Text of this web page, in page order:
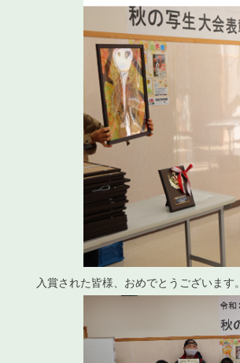
入賞された皆様、おめでとうございます。